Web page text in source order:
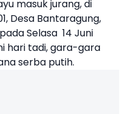
masukjurang, di
Desa Bantaragung,
Selasa 14 Juni
hari tadi, gara-gara
serba putih.